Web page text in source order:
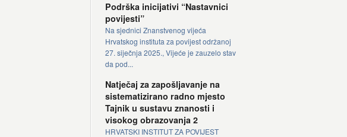
Podrška inicijativi “Nastavnici
povijesti”
Na sjednici Znanstvenog vijeća
Hrvatskog instituta za povijest održanoj
27. siječnja 2025., Vijeće je zauzelo stav
da pod...
Natječaj za zapošljavanje na
sistematizirano radno mjesto
Tajnik u sustavu znanosti i
visokog obrazovanja 2
HRVATSKI INSTITUT ZA POVIJEST